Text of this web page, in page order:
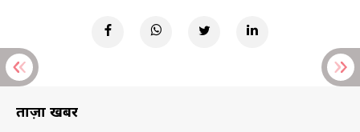
ताज़ा खबरें